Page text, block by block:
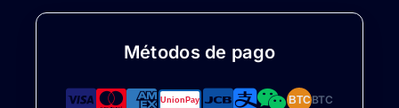
Métodos de pago
BTCBTC